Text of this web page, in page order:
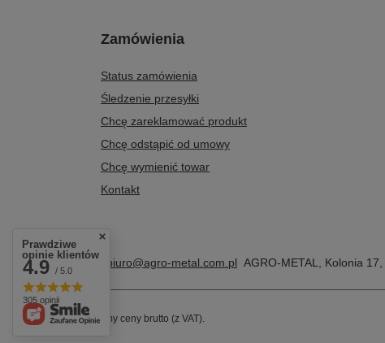
Zamówienia
Status zamówienia
Śledzenie przesyłki
Chcę zareklamować produkt
Chcę odstąpić od umowy
Chcę wymienić towar
Kontakt
+48 604 284 876 biuro@agro-metal.com.pl AGRO-METAL Kolonia 17
W sklepie prezentujemy ceny brutto (z VAT).
Prawdziwe
opinie klientów
4.9 / 5.0
305 opinii